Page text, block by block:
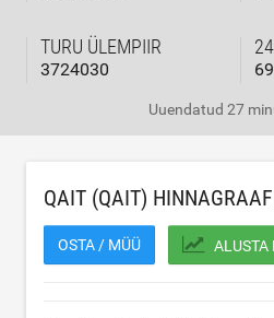
TURU ÜLEMPIIR
3724030
Uuendatud 27
QAIT (QAIT)
OSTA / MÜÜ ALUSTA